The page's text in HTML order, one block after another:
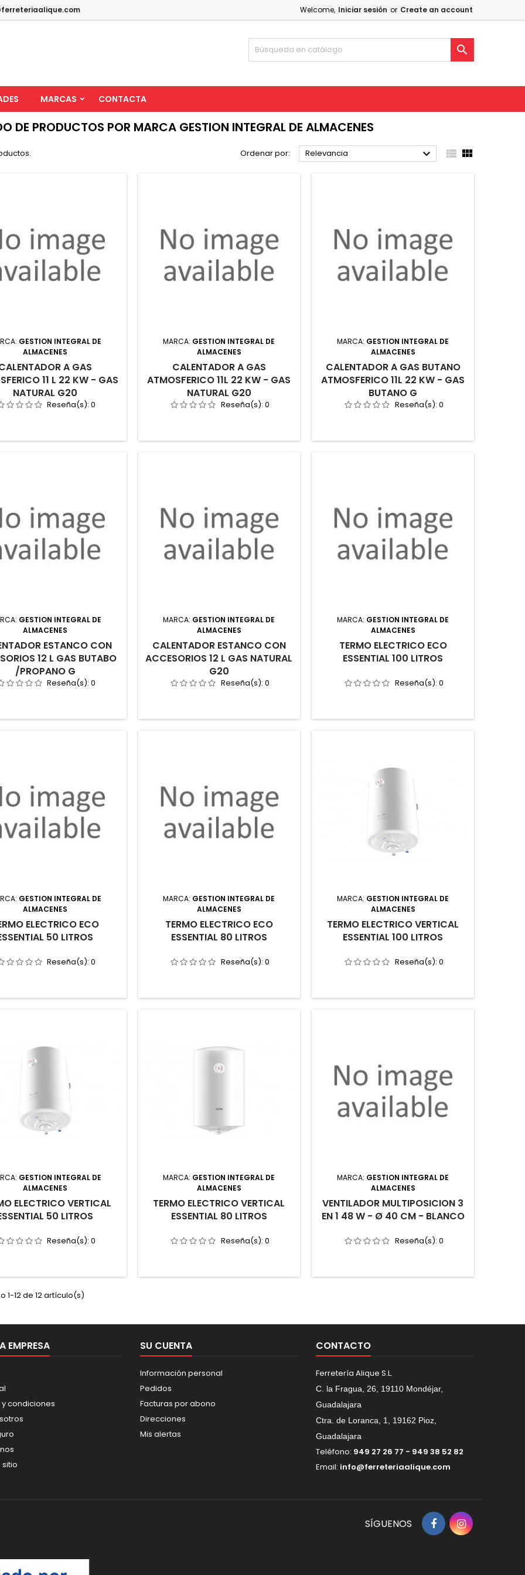
Welcome, Iniciar sesión or Create an account

MARCAS CONTACTA
DE PRODUCTOS POR MARCA GESTION INTEGRAL DE ALMACENES
Ordenar por: Relevancia   
GESTION INTEGRAL DE
ALMACENES
A GAS
11 L 22 KW - GAS
NATURAL G20
Reseña(s):0
MARCA: GESTION INTEGRAL DE
ALMACENES
CALENTADOR A GAS
ATMOSFERICO 11L 22 KW - GAS
NATURAL G20
Reseña(s): 0
MARCA: GESTION INTEGRAL DE
ALMACENES
CALENTADOR A GAS BUTANO
ATMOSFERICO 11L 22 KW - GAS
BUTANO G
Reseña(s): 0
GESTION INTEGRAL DE
ALMACENES
ESTANCO CON
12 L GAS BUTABO
/PROPANO G
Reseña(s):0
MARCA: GESTION INTEGRAL DE
ALMACENES
CALENTADOR ESTANCO CON
ACCESORIOS 12 L GAS NATURAL
G20
Reseña(s): 0
MARCA: GESTION INTEGRAL DE
ALMACENES
TERMO ELECTRICO ECO
ESSENTIAL 100 LITROS
Reseña(s): 0
GESTION INTEGRAL DE
ALMACENES
ELECTRICO ECO
50 LITROS
Reseña(s):0
MARCA: GESTION INTEGRAL DE
ALMACENES
TERMO ELECTRICO ECO
ESSENTIAL 80 LITROS
Reseña(s): 0
MARCA: GESTION INTEGRAL DE
ALMACENES
TERMO ELECTRICO VERTICAL
ESSENTIAL 100 LITROS
Reseña(s): 0
GESTION INTEGRAL DE
ALMACENES
ELECTRICO VERTICAL
50 LITROS
Reseña(s):0
MARCA: GESTION INTEGRAL DE
ALMACENES
TERMO ELECTRICO VERTICAL
ESSENTIAL 80 LITROS
Reseña(s): 0
MARCA: GESTION INTEGRAL DE
ALMACENES
VENTILADOR MULTIPOSICION 3
EN 1 48 W - Ø 40 CM - BLANCO
Reseña(s): 0
1-12 de 12 artículo(s)
EMPRESA
condiciones
SU CUENTA
Información personal
Pedidos
Facturas por abono
Direcciones
Mis alertas
CONTACTO
Ferretería Alique S.L.
C. la Fragua, 26, 19110 Mondéjar,
Guadalajara
Ctra. de Loranca, 1, 19162 Pioz,
Guadalajara
Teléfono: 949 27 26 77 - 949 38 52 82
Email: info@ferreteriaalique.com
SÍGUENOS